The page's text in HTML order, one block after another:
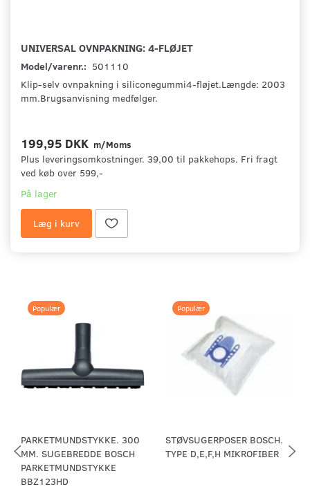
UNIVERSAL OVNPAKNING: 4-FLØJET
Model/varenr.: 501110
Klip-selv ovnpakning i siliconegummi4-fløjet.Længde: 2003
mm.Brugsanvisning medfølger.
199,95 DKK m/Moms
Plus leveringsomkostninger. 39,00 til pakkehops. Fri fragt
ved køb over 599,-
På lager
Læg i kurv
Populær
PARKETMUNDSTYKKE. 300
MM. SUGEBREDDE BOSCH
PARKETMUNDSTYKKE
BBZ123HD
Populær
STØVSUGERPOSER BOSCH.
TYPE D,E,F,H MIKROFIBER